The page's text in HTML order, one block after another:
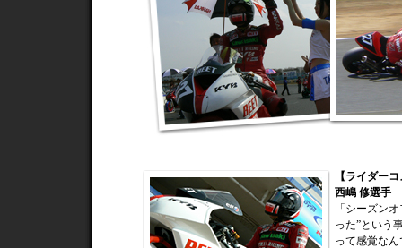
【ライダー
西嶋 修選手
「シーズン
った”という
って感覚な